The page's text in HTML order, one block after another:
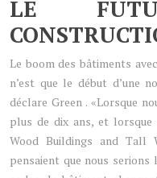
LE
Le boom des bâtiments
n’est que le début d’une
déclare Green . «Lorsque
plus de dix ans, et
Wood Buildings and Tall
pensaient que nous serions